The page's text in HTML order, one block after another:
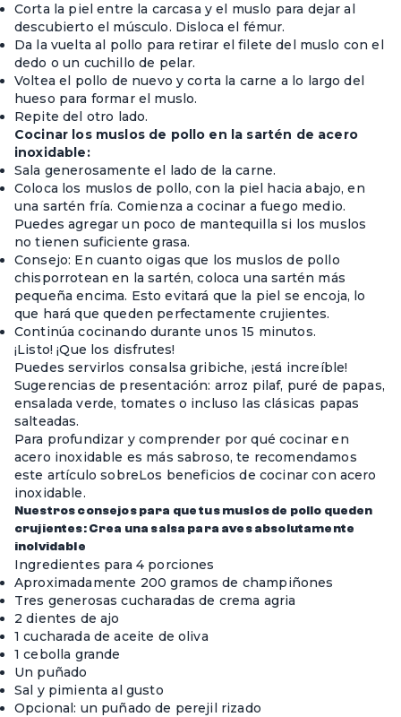
Corta la piel entre la carcasa y el muslo para dejar al
descubierto el músculo. Disloca el fémur.
Da la vuelta al pollo para retirar el filete del muslo con el
dedo o un cuchillo de pelar.
Voltea el pollo de nuevo y corta la carne a lo largo del
hueso para formar el muslo.
Repite del otro lado.
Cocinar los muslos de pollo en la sartén de acero
inoxidable:
Sala generosamente el lado de la carne.
Coloca los muslos de pollo, con la piel hacia abajo, en
una sartén fría. Comienza a cocinar a fuego medio.
Puedes agregar un poco de mantequilla si los muslos
no tienen suficiente grasa.
Consejo: En cuanto oigas que los muslos de pollo
chisporrotean en la sartén, coloca una sartén más
pequeña encima. Esto evitará que la piel se encoja, lo
que hará que queden perfectamente crujientes.
Continúa cocinando durante unos 15 minutos.
¡Listo! ¡Que los disfrutes!
Puedes servirlos consalsa gribiche, ¡está increíble!
Sugerencias de presentación: arroz pilaf, puré de papas,
ensalada verde, tomates o incluso las clásicas papas
salteadas.
Para profundizar y comprender por qué cocinar en
acero inoxidable es más sabroso, te recomendamos
este artículo sobreLos beneficios de cocinar con acero
inoxidable.
Nuestros consejos para que tus muslos de pollo queden
crujientes: Crea una salsa para aves absolutamente
inolvidable
Ingredientes para 4 porciones
Aproximadamente 200 gramos de champiñones
Tres generosas cucharadas de crema agria
2 dientes de ajo
1 cucharada de aceite de oliva
1 cebolla grande
Un puñado
Sal y pimienta al gusto
Opcional: un puñado de perejil rizado